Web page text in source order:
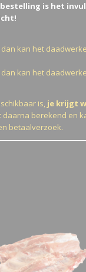
is het
dan kan het
dan kan het
is, je krijgt
daarna berekend en
betaalverzoek.